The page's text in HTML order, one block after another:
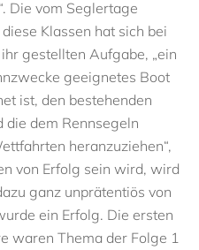
Die vom Seglertage
Klassen hat sich bei
gestellten Aufgabe, „ein
geeignetes Boot
ist, den bestehenden
die dem Rennsegeln
heranzuziehen“,
von Erfolg sein wird, wird
ganz unprätentiös von
ein Erfolg. Die ersten
waren Thema der Folge 1